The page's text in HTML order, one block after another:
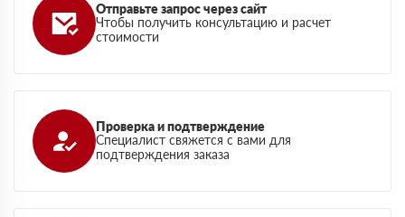
Отправьте запрос через сайт
Чтобы получить консультацию и расчет
стоимости
Проверка и подтверждение
Специалист свяжется с вами для
подтверждения заказа